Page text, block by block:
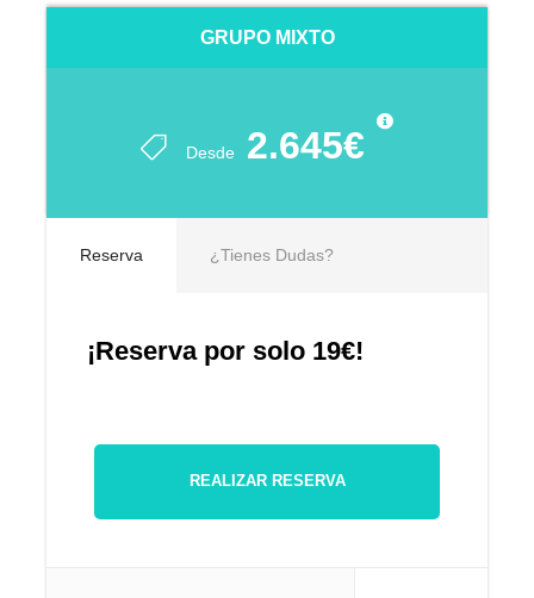
GRUPO MIXTO
Desde 2.645€
Reserva ¿Tienes Dudas?
¡Reserva por solo 19€!
REALIZAR RESERVA